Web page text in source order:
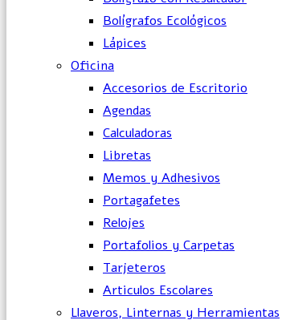
Bolígrafos Ecológicos
Lápices
Oficina
Accesorios de Escritorio
Agendas
Calculadoras
Libretas
Memos y Adhesivos
Portagafetes
Relojes
Portafolios y Carpetas
Tarjeteros
Articulos Escolares
Llaveros, Linternas y Herramientas